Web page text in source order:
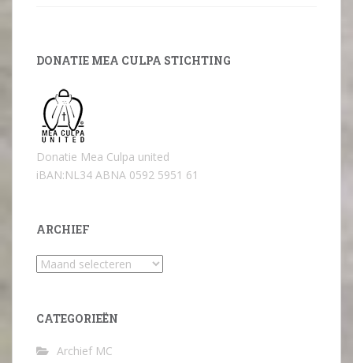
DONATIE MEA CULPA STICHTING
Donatie Mea Culpa united
iBAN:NL34 ABNA 0592 5951 61
ARCHIEF
Archief
CATEGORIEËN
Archief MC